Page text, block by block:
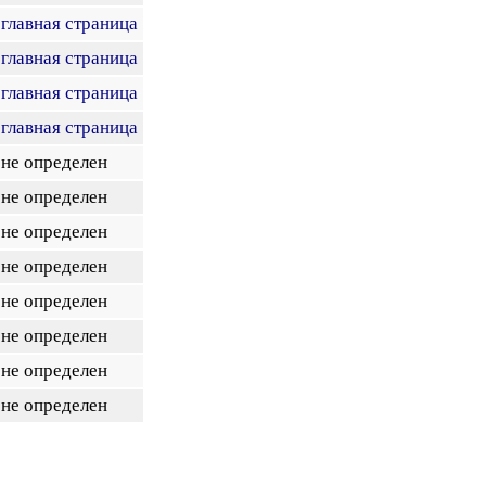
главная страница
главная страница
главная страница
главная страница
не определен
не определен
не определен
не определен
не определен
не определен
не определен
не определен